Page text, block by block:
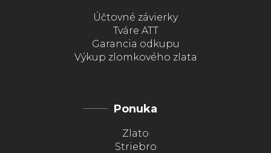
Účtovné závierky
Tváre ATT
Garancia odkupu
Výkup zlomkového zlata
Ponuka
Zlato
Striebro